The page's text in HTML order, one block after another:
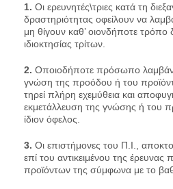
1. Οι ερευνητές\τριες κατά τη
δραστηριότητας οφείλουν να
μη θίγουν καθ’ οιονδήποτε τρόπο
ιδιοκτησίας τρίτων.
2. Οποιοδήποτε πρόσωπο
γνώση της προόδου ή του
τηρεί πλήρη εχεμύθεια και
εκμετάλλευση της γνώσης ή του
ίδιον όφελος.
3. Οι επιστήμονες του Π.Ι.,
επί του αντικειμένου της έρευνας
προϊόντων της σύμφωνα με το